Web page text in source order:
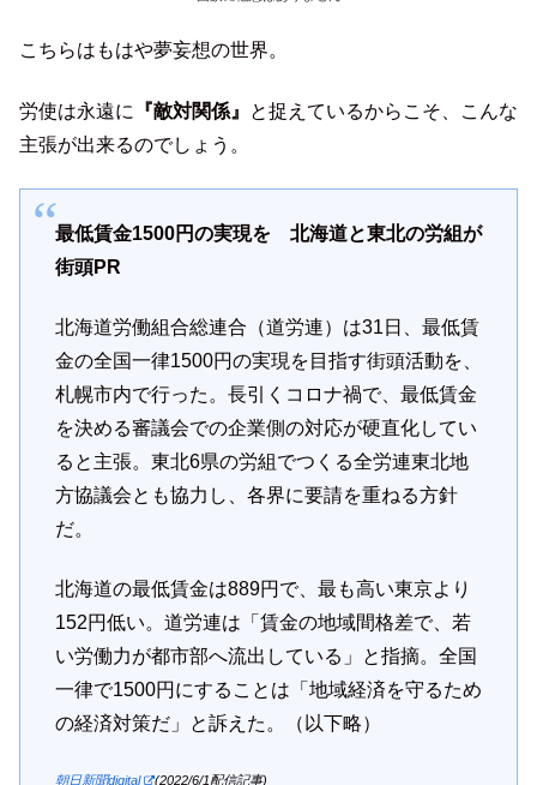
こちらはもはや夢妄想の世界。
労使は永遠に 『敵対関係』
と捉えているからこそ、こんな
主張が出来るのでしょう。
最低賃金1500円の実現を 北海道と東北の労組が
街頭PR
北海道労働組合総連合（道労連）は31日、最低賃
金の全国一律1500円の実現を目指す街頭活動を、
札幌市内で行った。長引くコロナ禍で、最低賃金
を決める審議会での企業側の対応が硬直化してい
ると主張。東北6県の労組でつくる全労連東北地
方協議会とも協力し、各界に要請を重ねる方針
だ。
北海道の最低賃金は889円で、最も高い東京より
152円低い。道労連は「賃金の地域間格差で、若
い労働力が都市部へ流出している」と指摘。全国
一律で1500円にすることは「地域経済を守るため
の経済対策だ」と訴えた。（以下略）
朝日新聞digital (2022/6/1配信記事)